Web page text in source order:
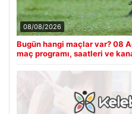
08/08/2026
Bugün hangi maçlar var? 08
maç programı, saatleri ve